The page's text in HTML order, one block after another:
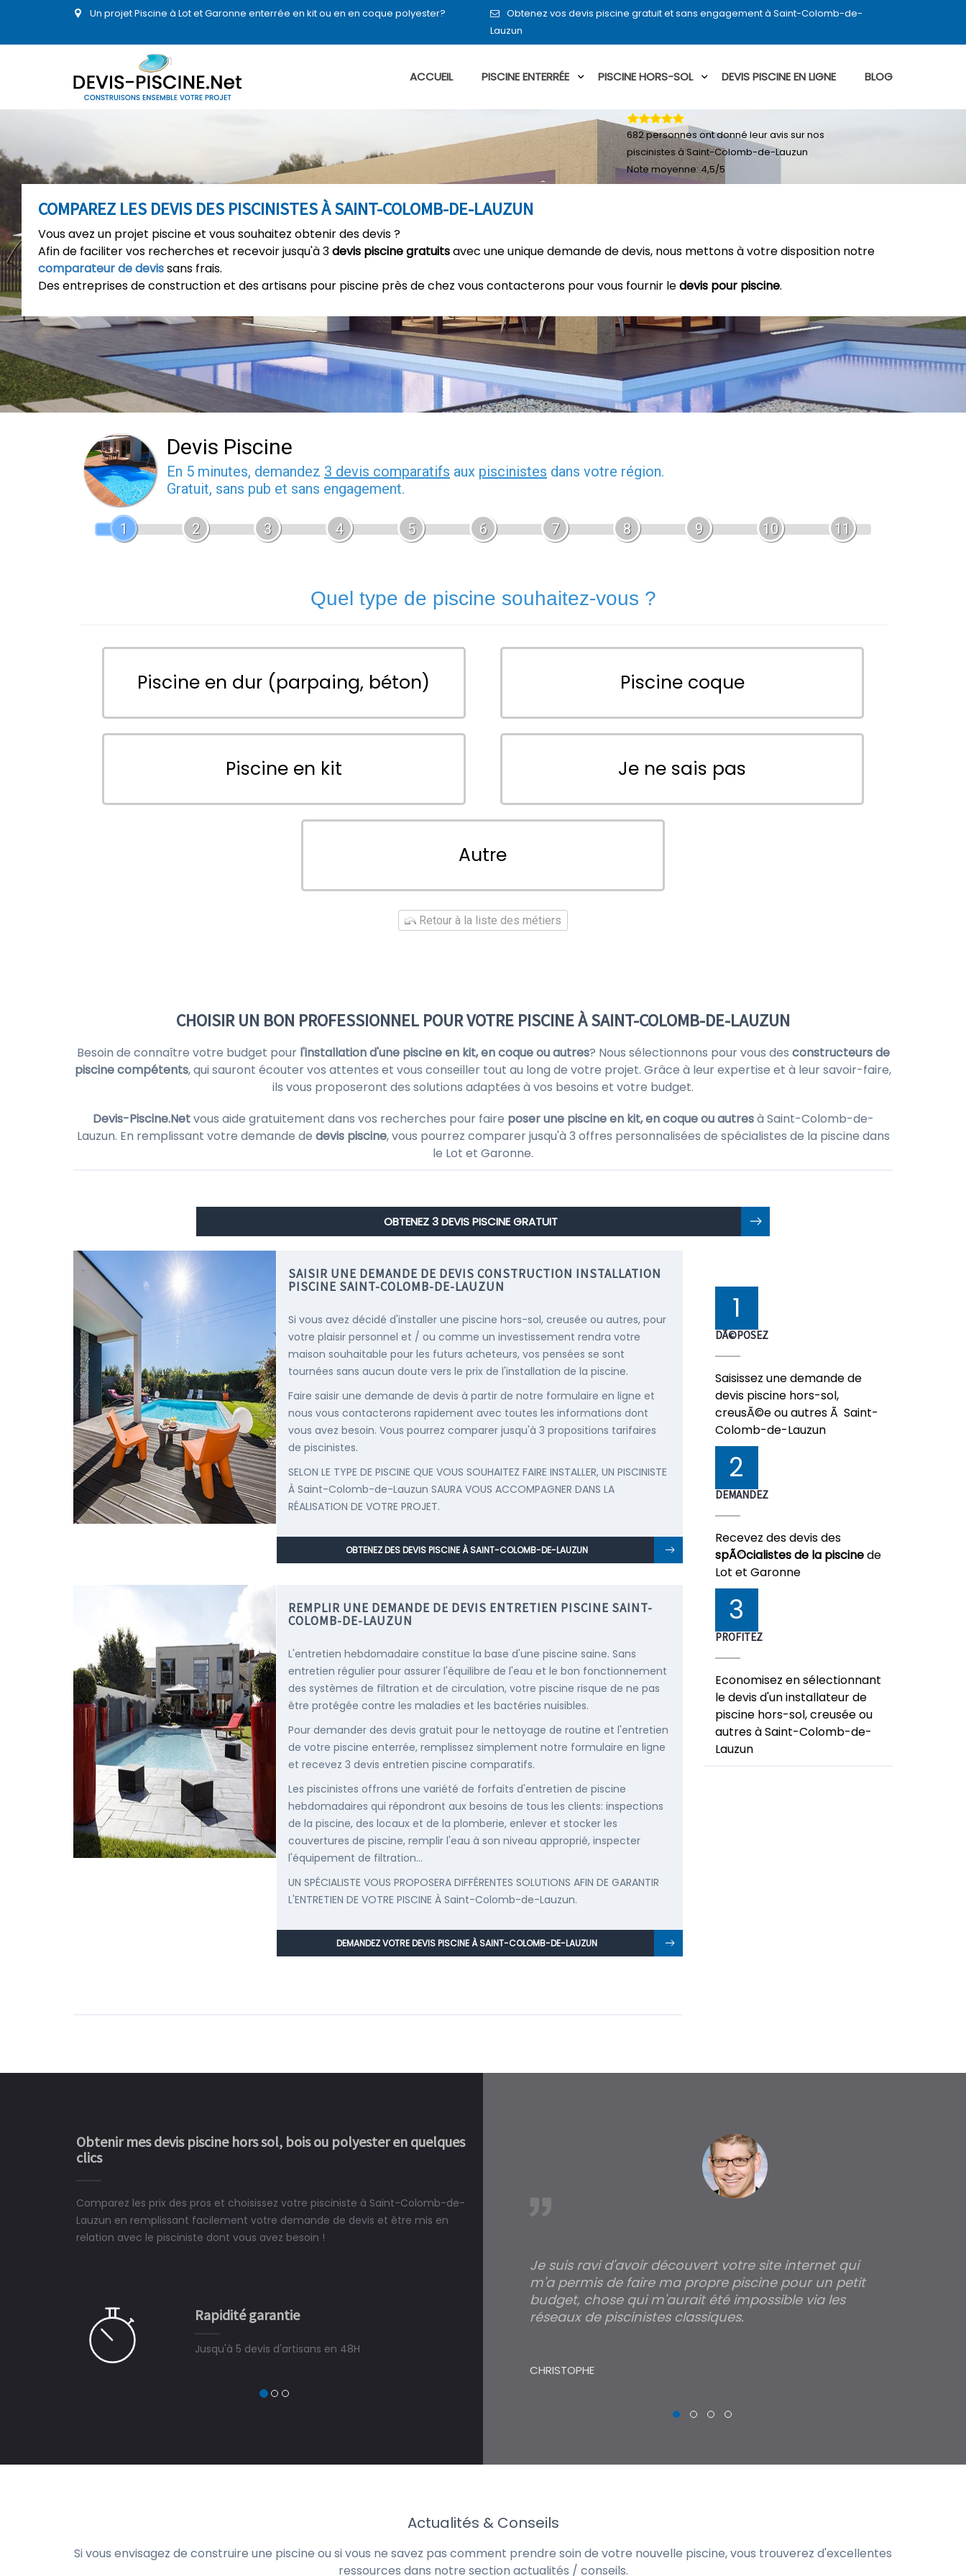
Un projet Piscine à Lot et Garonne enterrée en kit ou en en coque polyester?
Obtenez vos devis piscine gratuit et sans engagement à Saint-Colomb-de-
Lauzun
ACCUEIL PISCINE ENTERRÉE PISCINE HORS-SOL DEVIS PISCINE EN LIGNE BLOG
COMPAREZ LES DEVIS DES PISCINISTES À SAINT-COLOMB-DE-LAUZUN
Vous avez un projet piscine et vous souhaitez obtenir des devis ?
Afin de faciliter vos recherches et recevoir jusqu'à 3devis piscine gratuitsavec une unique demande de devis, nous mettons à votre disposition notre
comparateur de devissans frais.
Des entreprises de construction et des artisans pour piscine près de chez vous contacterons pour vous fournir ledevis pour piscine.
682personnes ont donné leuravis sur nos
piscinistes à Saint-Colomb-de-Lauzun
Note moyenne:4,5/5
Devis Piscine
En 5 minutes, demandez 3 devis comparatifs aux piscinistes dans votre région.
Gratuit, sans pub et sans engagement.
1 2 3 4 5 6 7 8 9 10 11
Quel type de piscine souhaitez-vous ?
Piscine en dur (parpaing, béton) Piscine coque
Piscine en kit Je ne sais pas
Autre
Retour à la liste des métiers
CHOISIR UN BON PROFESSIONNEL POUR VOTRE PISCINE À SAINT-COLOMB-DE-LAUZUN
Besoin de connaître votre budget pour l'installation d'une piscine en kit, en coque ou autres? Nous sélectionnons pour vous des constructeurs de
piscine compétents, qui sauront écouter vos attentes et vous conseiller tout au long de votre projet. Grâce à leur expertise et à leur savoir-faire,
ils vous proposeront des solutions adaptées à vos besoins et votre budget.
Devis-Piscine.Netvous aide gratuitement dans vos recherches pour faire poser une piscine en kit, en coque ou autresà Saint-Colomb-de-
Lauzun. En remplissant votre demande de devis piscine, vous pourrez comparer jusqu'à 3 offres personnalisées de spécialistes de la piscine dans
le Lot et Garonne.
OBTENEZ 3 DEVIS PISCINE GRATUIT
SAISIR UNE DEMANDE DE DEVIS CONSTRUCTION INSTALLATION
PISCINE SAINT-COLOMB-DE-LAUZUN
Si vous avez décidé d'installer une piscine hors-sol, creusée ou autres, pour
votre plaisir personnel et / ou comme un investissement rendra votre
maison souhaitable pour les futurs acheteurs, vos pensées se sont
tournées sans aucun doute vers le prix de l'installation de la piscine.
Faire saisir une demande de devis à partir de notre formulaire en ligne et
nous vous contacterons rapidement avec toutes les informations dont
vous avez besoin. Vous pourrez comparer jusqu'à 3 propositions tarifaires
de piscinistes.
SELON LE TYPE DE PISCINE QUE VOUS SOUHAITEZ FAIRE INSTALLER, UN PISCINISTE
À Saint-Colomb-de-Lauzun SAURA VOUS ACCOMPAGNER DANS LA
RÉALISATION DE VOTRE PROJET.
OBTENEZ DES DEVIS PISCINE À SAINT-COLOMB-DE-LAUZUN
REMPLIR UNE DEMANDE DE DEVIS ENTRETIEN PISCINE SAINT-
COLOMB-DE-LAUZUN
L'entretien hebdomadaire constitue la base d'une piscine saine. Sans
entretien régulier pour assurer l'équilibre de l'eau et le bon fonctionnement
des systèmes de filtration et de circulation, votre piscine risque de ne pas
être protégée contre les maladies et les bactéries nuisibles.
Pour demander des devis gratuit pour le nettoyage de routine et l'entretien
de votre piscine enterrée, remplissez simplement notre formulaire en ligne
et recevez 3 devis entretien piscine comparatifs.
Les piscinistes offrons une variété de forfaits d'entretien de piscine
hebdomadaires qui répondront aux besoins de tous les clients: inspections
de la piscine, des locaux et de la plomberie, enlever et stocker les
couvertures de piscine, remplir l'eau à son niveau approprié, inspecter
l'équipement de filtration...
UN SPÉCIALISTE VOUS PROPOSERA DIFFÉRENTES SOLUTIONS AFIN DE GARANTIR
L'ENTRETIEN DE VOTRE PISCINE À Saint-Colomb-de-Lauzun.
DEMANDEZ VOTRE DEVIS PISCINE À SAINT-COLOMB-DE-LAUZUN
1
DÃ©POSEZ
Saisissez une demande de
devis piscine hors-sol,
creusÃ©e ou autres Ã Saint-
Colomb-de-Lauzun
2
DEMANDEZ
Recevez des devis des
spÃ©cialistes de la piscinede
Lot et Garonne
3
PROFITEZ
Economisez en sélectionnant
le devis d'un installateur de
piscine hors-sol, creusée ou
autres à Saint-Colomb-de-
Lauzun
Obtenir mes devis piscine hors sol, bois ou polyester en quelques
clics
Comparez les prix des pros et choisissez votre pisciniste à Saint-Colomb-de-
Lauzun en remplissant facilement votre demande de devis et être mis en
relation avec le pisciniste dont vous avez besoin !
Rapidité garantie
Jusqu'à 5 devis d'artisans en 48H
ne peut plus s'en passer.
Le rêve devient enfin réalité, une piscine est bien
construit chez moi.
Je suis ravi d'avoir découvert votre site internet qui
m'a permis de faire ma propre piscine pour un petit
budget, chose qui m'aurait été impossible via les
réseaux de piscinistes classiques.
CHRISTOPHE
Actualités & Conseils
Si vous envisagez de construire une piscine ou si vous ne savez pas comment prendre soin de votre nouvelle piscine, vous trouverez d'excellentes
ressources dans notre section actualités / conseils.